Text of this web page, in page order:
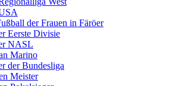
der Frauen in Färöer
Eerste Divisie
NASL
Marino
der Bundesliga
Meister